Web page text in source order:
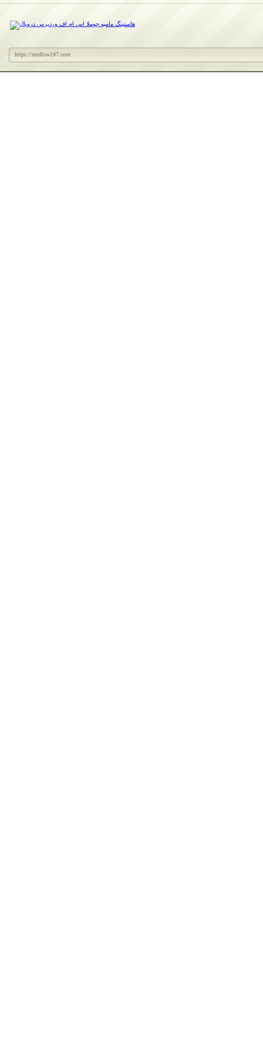
https://zenflow247.com